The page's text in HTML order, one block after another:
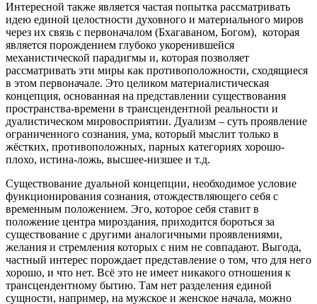
Интересной также является частая попытка рассматривать
идею единой целостности духовного и материального миров
через их связь с первоначалом (Бхагаваном, Богом), которая
является порождением глубоко укоренившейся
механистической парадигмы и, которая позволяет
рассматривать эти миры как противоположности, сходящиеся
в этом первоначале. Это целиком материалистическая
концепция, основанная на представлении существования
пространства-времени в трансцендентной реальности и
дуалистическом мировосприятии. Дуализм – суть проявление
ограниченного сознания, ума, который мыслит только в
жёстких, противоположных, парных категориях хорошо-
плохо, истина-ложь, высшее-низшее и т.д.
Существование дуальной концепции, необходимое условие
функционирования сознания, отождествляющего себя с
временным положением. Эго, которое себя ставит в
положение центра мироздания, приходится бороться за
существование с другими аналогичными проявлениями,
желания и стремления которых с ним не совпадают. Выгода,
частный интерес порождает представление о том, что для него
хорошо, и что нет. Всё это не имеет никакого отношения к
трансцендентному бытию. Там нет разделения единой
сущности, например, на мужское и женское начала, можно